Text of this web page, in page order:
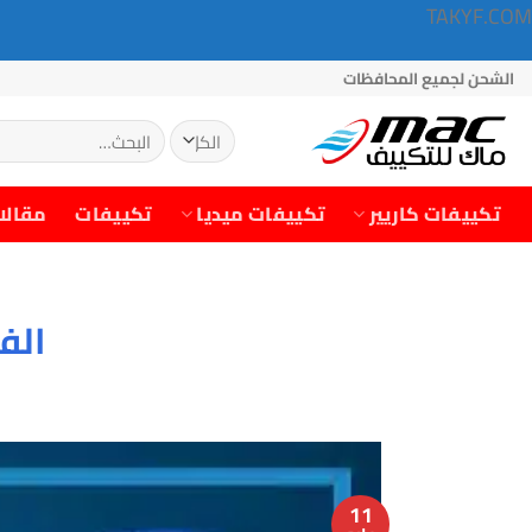
TAKYF.COM
تخطي
للمحتوى
الشحن لجميع المحافظات
البحث
عن:
تكييفات كاريير تكييفات ميديا تكييفات
11